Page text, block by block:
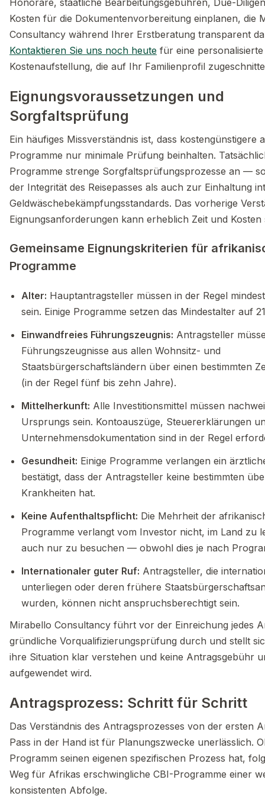
Honorare, staatliche Bearbeitungsgebühren, Due-
Kosten für die Dokumentenvorbereitung einplanen, die
Consultancy während Ihrer Erstberatung transparent
Kontaktieren Sie uns noch heute für eine personalisierte
Kostenaufstellung, die auf Ihr Familienprofil
Eignungsvoraussetzungen und
Sorgfaltsprüfung
Ein häufiges Missverständnis ist, dass kostengünstigere
Programme nur minimale Prüfung beinhalten.
Programme strenge Sorgfaltsprüfungsprozesse an —
der Integrität des Reisepasses als auch zur Einhaltung
Geldwäschebekämpfungsstandards. Das vorherige
Eignungsanforderungen kann erheblich Zeit und Kosten
Gemeinsame Eignungskriterien für
Programme
Alter: Hauptantragsteller müssen in der Regel
sein. Einige Programme setzen das Mindestalter auf
Einwandfreies Führungszeugnis: Antragsteller
Führungszeugnisse aus allen Wohnsitz- und
Staatsbürgerschaftsländern über einen bestimmten
(in der Regel fünf bis zehn Jahre).
Mittelherkunft: Alle Investitionsmittel müssen
Ursprungs sein. Kontoauszüge, Steuererklärungen
Unternehmensdokumentation sind in der Regel
Gesundheit: Einige Programme verlangen ein
bestätigt, dass der Antragsteller keine bestimmten
Krankheiten hat.
Keine Aufenthaltspflicht: Die Mehrheit der
Programme verlangt vom Investor nicht, im Land zu
auch nur zu besuchen — obwohl dies je nach
Internationaler guter Ruf: Antragsteller, die
unterliegen oder deren frühere
wurden, können nicht anspruchsberechtigt sein.
Mirabello Consultancy führt vor der Einreichung jedes
gründliche Vorqualifizierungsprüfung durch und stellt
ihre Situation klar verstehen und keine Antragsgebühr
aufgewendet wird.
Antragsprozess: Schritt für Schritt
Das Verständnis des Antragsprozesses von der ersten
Pass in der Hand ist für Planungszwecke unerlässlich.
Programm seinen eigenen spezifischen Prozess hat,
Weg für Afrikas erschwingliche CBI-Programme einer
konsistenten Abfolge.